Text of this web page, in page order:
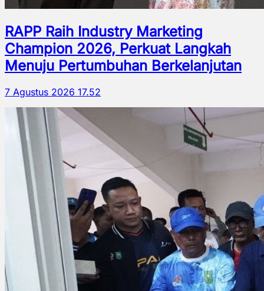
RAPP Raih Industry Marketing
Champion 2026, Perkuat Langkah
Menuju Pertumbuhan Berkelanjutan
7 Agustus 2026 17.52